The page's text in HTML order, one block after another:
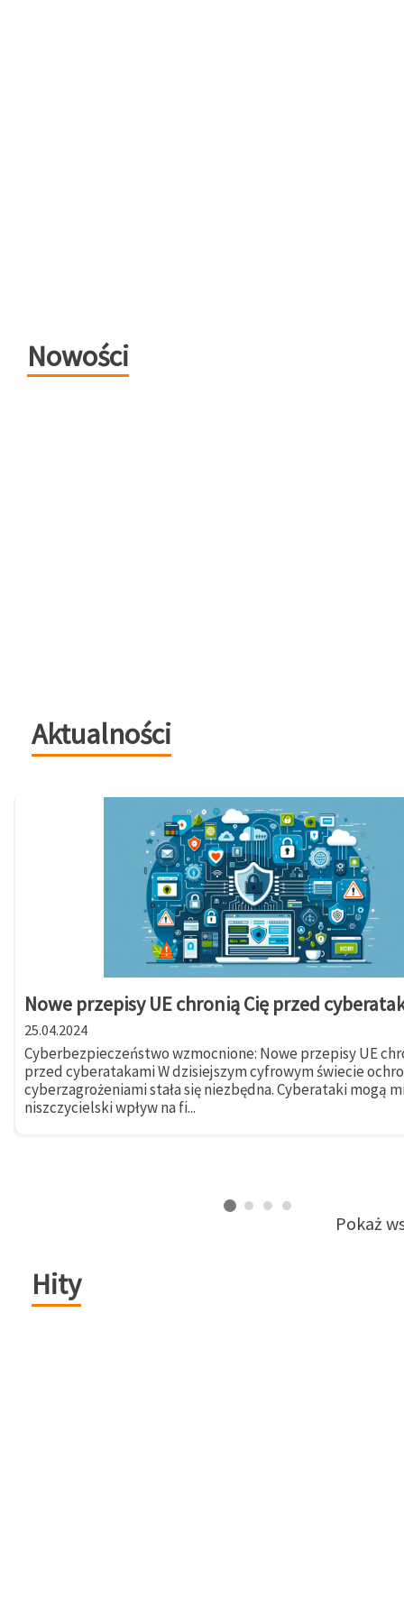
Nowości
Aktualności
Nowe przepisy UE chronią Cię przed
25.04.2024
Cyberbezpieczeństwo wzmocnione: Nowe przepisy UE
przed cyberatakami W dzisiejszym cyfrowym świecie
cyberzagrożeniami stała się niezbędna. Cyberataki mogą
niszczycielski wpływ na fi...
Pokaż
Hity